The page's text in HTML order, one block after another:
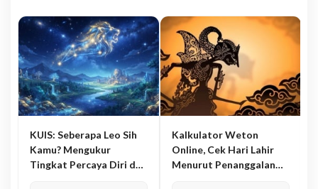
KUIS: Seberapa Leo Sih
Kamu? Mengukur
Tingkat Percaya Diri dan
Kalkulator Weton
Online, Cek Hari Lahir
Menurut Penanggalan